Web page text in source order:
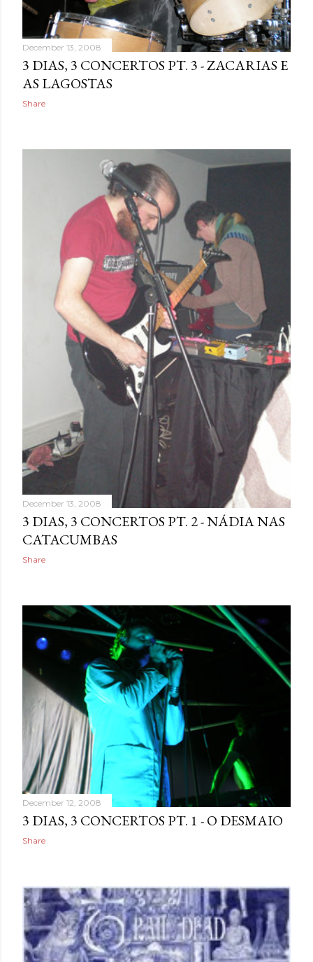
December 13, 2008
3 DIAS, 3 CONCERTOS PT. 3 - ZACARIAS E
AS LAGOSTAS
Share
December 13, 2008
3 DIAS, 3 CONCERTOS PT. 2 - NÁDIA NAS
CATACUMBAS
Share
December 12, 2008
3 DIAS, 3 CONCERTOS PT. 1 - O DESMAIO
Share